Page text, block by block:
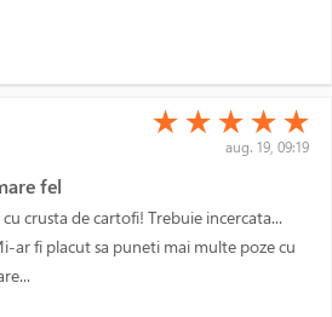
(*)
★ (*)
★ (*)
★ (*)
★ (*)
★
aug. 19, 09:19
fel
crusta de cartofi! Trebuie incercata...
ar fi placut sa puneti mai multe poze cu